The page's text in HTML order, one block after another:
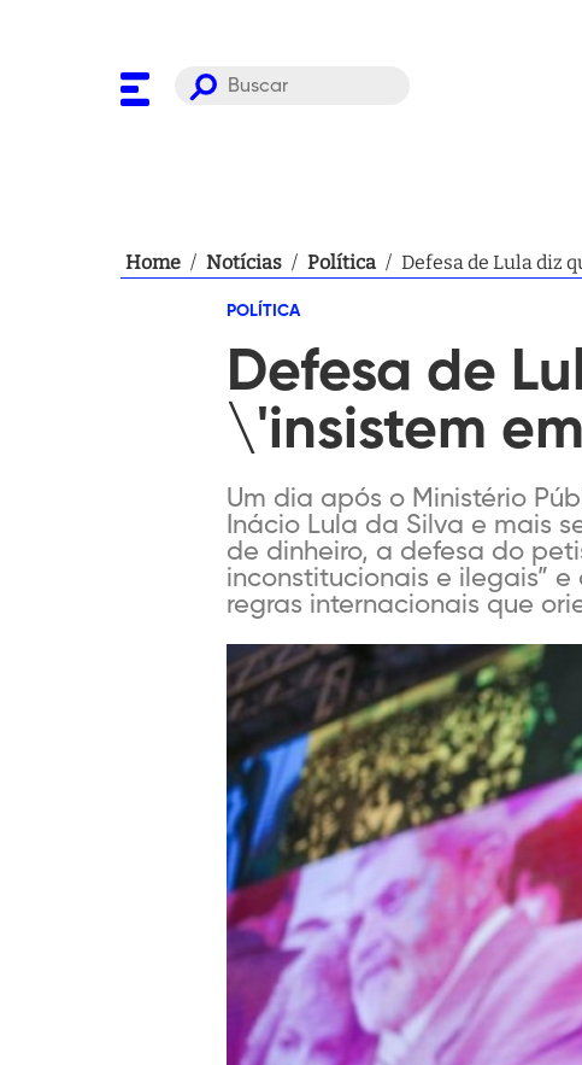
Home / Notícias / Política / Defesa de Lula diz
POLÍTICA
Defesa de
\'insistem
Um dia após o Ministério
Inácio Lula da Silva e mais
de dinheiro, a defesa do
inconstitucionais e ilegais”
regras internacionais que